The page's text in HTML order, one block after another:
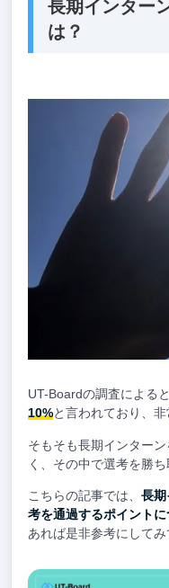
長期インター
は？
UT-Boardの調査によると
10%と言われており、非
そもそも長期インター
く、その中で選考を勝
こちらの記事では、 長期
考を通過するポイント
あれば是非参考にしてみ